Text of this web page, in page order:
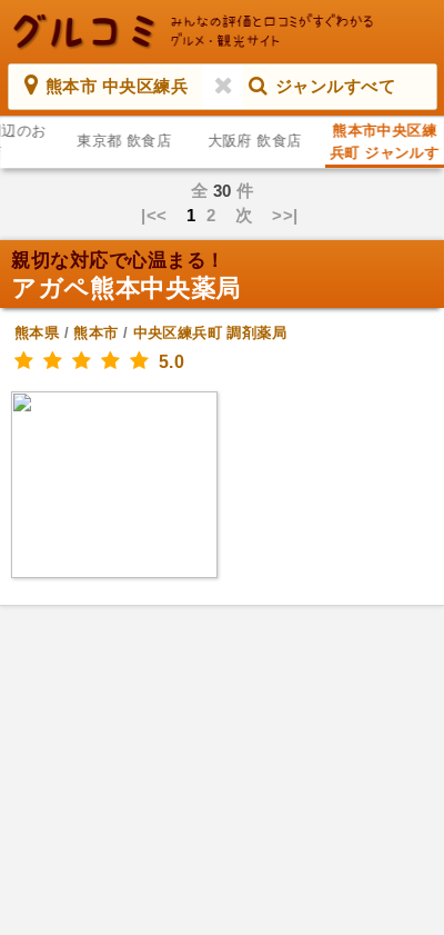
熊本市 中央区練兵 ジャンルすべて
のお
東京都 飲食店 大阪府 飲食店
熊本市中央区練
兵町 ジャンルす
べて
全 30 件
|<< 1 2 次 >>|
親切な対応で心温まる！
アガペ熊本中央薬局
熊本県/熊本市 / 中央区練兵町 調剤薬局
5.0